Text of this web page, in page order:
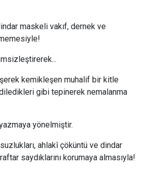
maskeli vakıf, dernek ve
kemikleşen muhalif bir kitle
gibi tepinerek nemalanma
yönelmiştir.
ahlakî çöküntü ve dindar
saydıklarını korumaya almasıyla!